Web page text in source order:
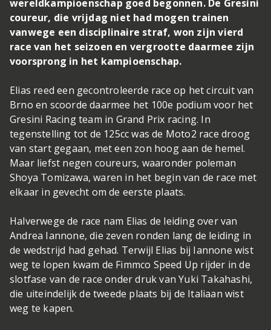
wereldkampioenschap goed begonnen. De Gresini
coureur, die vrijdag niet had mogen trainen
vanwege een disciplinaire straf, won zijn vierd
race van het seizoen en vergrootte daarmee zijn
voorsprong in het kampioenschap.
Elias reed een gecontroleerde race op het circuit van
Brno en scoorde daarmee het 100e podium voor het
Gresini Racing team in Grand Prix racing. In
tegenstelling tot de 125cc was de Moto2 race droog
van start gegaan, met een zon hoog aan de hemel.
Maar liefst negen coureurs, waaronder poleman
Shoya Tomizawa, waren in het begin van de race met
elkaar in gevecht om de eerste plaats.
Halverwege de race nam Elias de leiding over van
Andrea Iannone, die zeven ronden lang de leiding in
de wedstrijd had gehad. Terwijl Elias bij Iannone wist
weg te lopen kwam de Fimmco Speed Up rijder in de
slotfase van de race onder druk van Yuki Takahashi,
die uiteindelijk de tweede plaats bij de Italiaan wist
weg te kapen.